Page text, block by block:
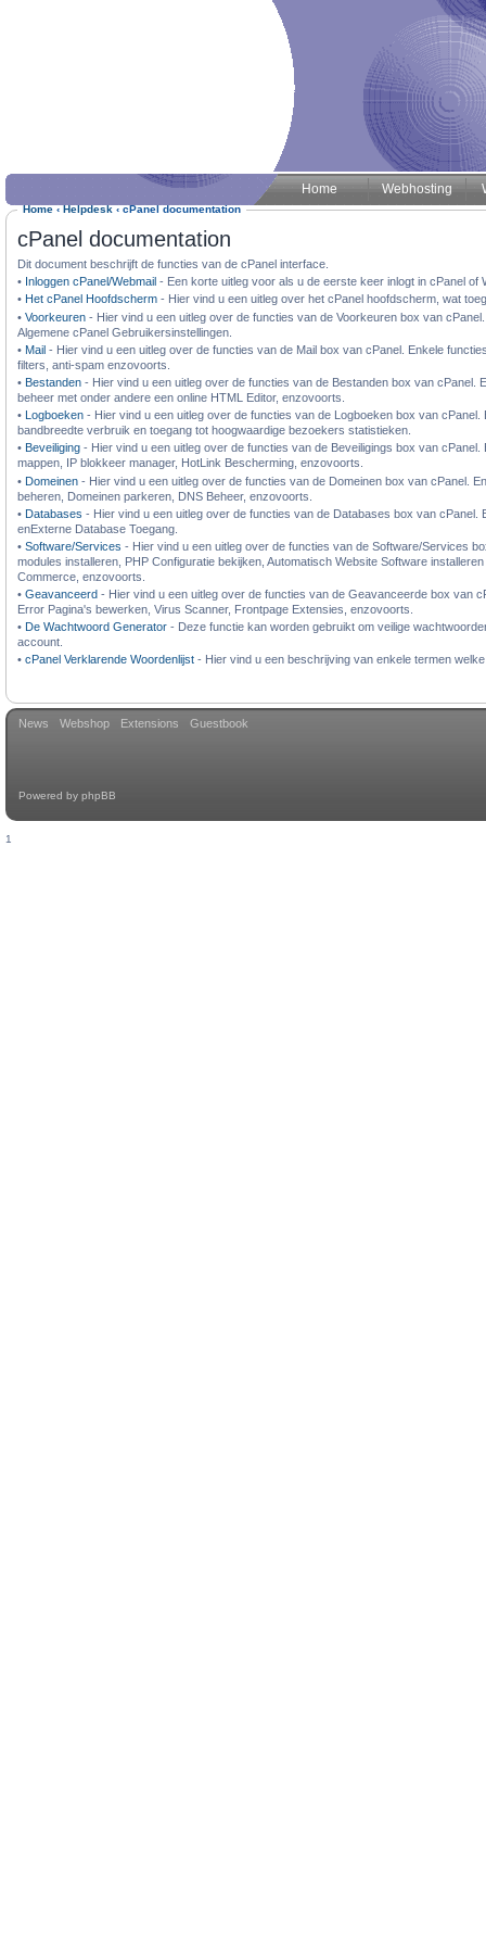
Home Webhosting
Home ‹ Helpdesk ‹cPanel documentation
cPanel documentation
Dit document beschrijft de functies van de cPanel interface.
• Inloggen cPanel/Webmail - Een korte uitleg voor als u de eerste keer inlogt in cPanel of
• Het cPanel Hoofdscherm - Hier vind u een uitleg over het cPanel hoofdscherm, wat
• Voorkeuren - Hier vind u een uitleg over de functies van de Voorkeuren box van
Algemene cPanel Gebruikersinstellingen.
• Mail - Hier vind u een uitleg over de functies van de Mail box van cPanel. Enkele
filters, anti-spam enzovoorts.
• Bestanden - Hier vind u een uitleg over de functies van de Bestanden box van cPanel.
beheer met onder andere een online HTML Editor, enzovoorts.
• Logboeken - Hier vind u een uitleg over de functies van de Logboeken box van
bandbreedte verbruik en toegang tot hoogwaardige bezoekers statistieken.
• Beveiliging - Hier vind u een uitleg over de functies van de Beveiligings box van
mappen, IP blokkeer manager, HotLink Bescherming, enzovoorts.
• Domeinen - Hier vind u een uitleg over de functies van de Domeinen box van cPanel.
beheren, Domeinen parkeren, DNS Beheer, enzovoorts.
• Databases - Hier vind u een uitleg over de functies van de Databases box van cPanel.
enExterne Database Toegang.
• Software/Services - Hier vind u een uitleg over de functies van de Software/Services
modules installeren, PHP Configuratie bekijken, Automatisch Website Software
Commerce, enzovoorts.
• Geavanceerd - Hier vind u een uitleg over de functies van de Geavanceerde box van
Error Pagina's bewerken, Virus Scanner, Frontpage Extensies, enzovoorts.
• De Wachtwoord Generator - Deze functie kan worden gebruikt om veilige
account.
• cPanel Verklarende Woordenlijst - Hier vind u een beschrijving van enkele termen
News Webshop Extensions Guestbook
Powered by phpBB
1